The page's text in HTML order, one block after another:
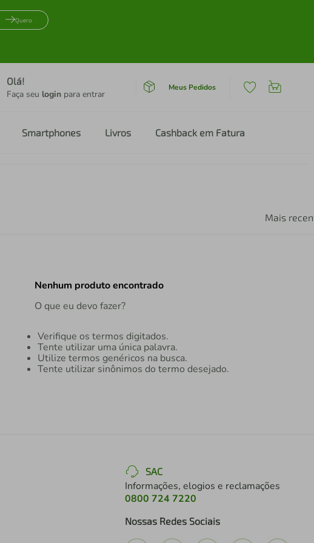
Quero
Olá!
Faça seu login para entrar
Meus Pedidos
Smartphones Livros Cashback em Fatura
Mais
Nenhum produto encontrado
O que eu devo fazer?
Verifique os termos digitados.
Tente utilizar uma única palavra.
Utilize termos genéricos na busca.
Tente utilizar sinônimos do termo desejado.
SAC
Informações, elogios e reclamações
0800 724 7220
Nossas Redes Sociais